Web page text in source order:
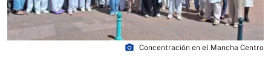
photo_camera Concentración en el Mancha Centro